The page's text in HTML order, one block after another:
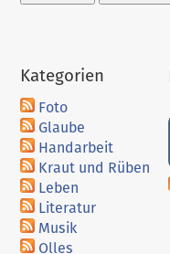
Kategorien
Foto
Glaube
Handarbeit
Kraut und Rüben
Leben
Literatur
Musik
Olles